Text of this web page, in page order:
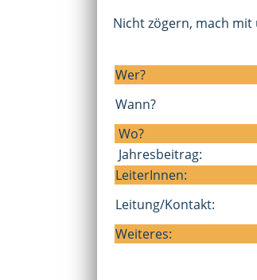
Nicht zögern, mach
Wer?
Wann?
Wo?
Jahresbeitrag:
LeiterInnen:
Leitung/Kontakt:
Weiteres: